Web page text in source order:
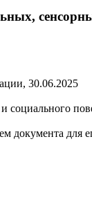
30.06.2025
социального
документа для